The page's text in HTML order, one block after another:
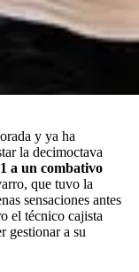
y ya ha
la decimoctava
a un combativo
que tuvo la
sensaciones antes
el técnico cajista
gestionar a su